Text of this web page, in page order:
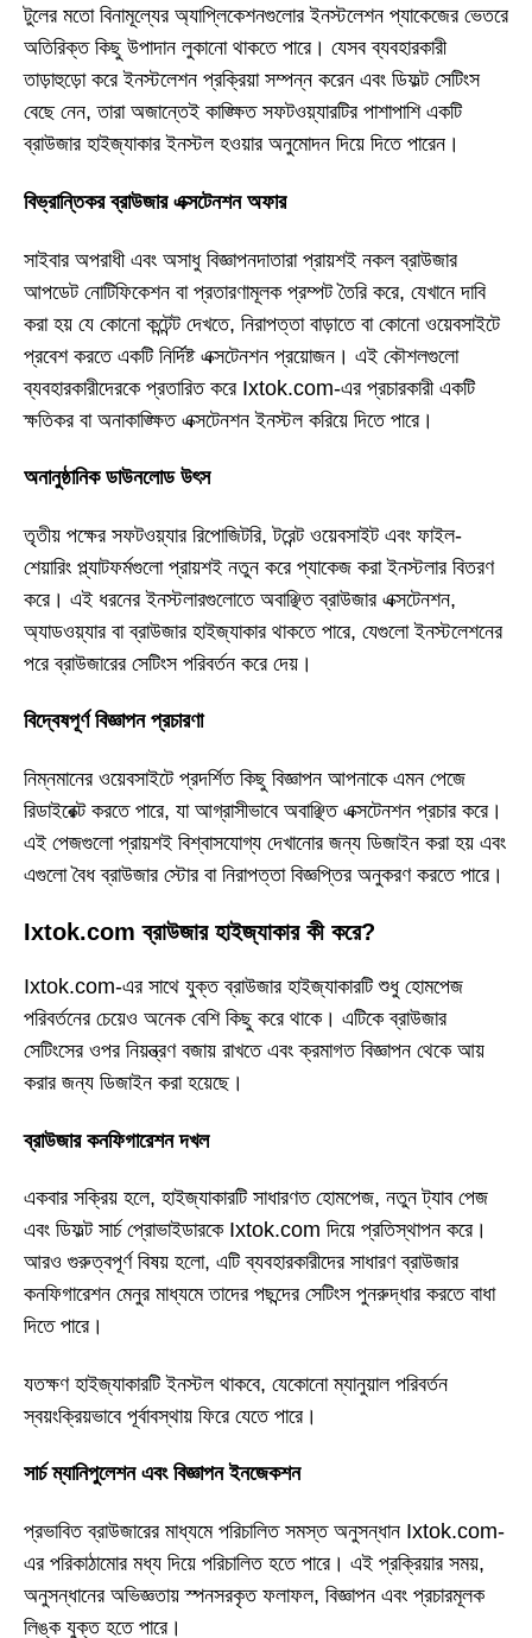
টুলের মতো বিনামূল্যের অ্যাপ্লিকেশনগুলোর ইনস্টলেশন প্যাকেজের ভেতরে
অতিরিক্ত কিছু উপাদান লুকানো থাকতে পারে। যেসব ব্যবহারকারী
তাড়াহুড়ো করে ইনস্টলেশন প্রক্রিয়া সম্পন্ন করেন এবং ডিফল্ট সেটিংস
বেছে নেন, তারা অজান্তেই কাঙ্ক্ষিত সফটওয়্যারটির পাশাপাশি একটি
ব্রাউজার হাইজ্যাকার ইনস্টল হওয়ার অনুমোদন দিয়ে দিতে পারেন।
বিভ্রান্তিকর ব্রাউজার এক্সটেনশন অফার
সাইবার অপরাধী এবং অসাধু বিজ্ঞাপনদাতারা প্রায়শই নকল ব্রাউজার
আপডেট নোটিফিকেশন বা প্রতারণামূলক প্রম্পট তৈরি করে, যেখানে দাবি
করা হয় যে কোনো কন্টেন্ট দেখতে, নিরাপত্তা বাড়াতে বা কোনো ওয়েবসাইটে
প্রবেশ করতে একটি নির্দিষ্ট এক্সটেনশন প্রয়োজন। এই কৌশলগুলো
ব্যবহারকারীদেরকে প্রতারিত করে Ixtok.com-এর প্রচারকারী একটি
ক্ষতিকর বা অনাকাঙ্ক্ষিত এক্সটেনশন ইনস্টল করিয়ে দিতে পারে।
অনানুষ্ঠানিক ডাউনলোড উৎস
তৃতীয় পক্ষের সফটওয়্যার রিপোজিটরি, টরেন্ট ওয়েবসাইট এবং ফাইল-
শেয়ারিং প্ল্যাটফর্মগুলো প্রায়শই নতুন করে প্যাকেজ করা ইনস্টলার বিতরণ
করে। এই ধরনের ইনস্টলারগুলোতে অবাঞ্ছিত ব্রাউজার এক্সটেনশন,
অ্যাডওয়্যার বা ব্রাউজার হাইজ্যাকার থাকতে পারে, যেগুলো ইনস্টলেশনের
পরে ব্রাউজারের সেটিংস পরিবর্তন করে দেয়।
বিদ্বেষপূর্ণ বিজ্ঞাপন প্রচারণা
নিম্নমানের ওয়েবসাইটে প্রদর্শিত কিছু বিজ্ঞাপন আপনাকে এমন পেজে
রিডাইরেক্ট করতে পারে, যা আগ্রাসীভাবে অবাঞ্ছিত এক্সটেনশন প্রচার করে।
এই পেজগুলো প্রায়শই বিশ্বাসযোগ্য দেখানোর জন্য ডিজাইন করা হয় এবং
এগুলো বৈধ ব্রাউজার স্টোর বা নিরাপত্তা বিজ্ঞপ্তির অনুকরণ করতে পারে।
Ixtok.com ব্রাউজার হাইজ্যাকার কী করে?
Ixtok.com-এর সাথে যুক্ত ব্রাউজার হাইজ্যাকারটি শুধু হোমপেজ
পরিবর্তনের চেয়েও অনেক বেশি কিছু করে থাকে। এটিকে ব্রাউজার
সেটিংসের ওপর নিয়ন্ত্রণ বজায় রাখতে এবং ক্রমাগত বিজ্ঞাপন থেকে আয়
করার জন্য ডিজাইন করা হয়েছে।
ব্রাউজার কনফিগারেশন দখল
একবার সক্রিয় হলে, হাইজ্যাকারটি সাধারণত হোমপেজ, নতুন ট্যাব পেজ
এবং ডিফল্ট সার্চ প্রোভাইডারকে Ixtok.com দিয়ে প্রতিস্থাপন করে।
আরও গুরুত্বপূর্ণ বিষয় হলো, এটি ব্যবহারকারীদের সাধারণ ব্রাউজার
কনফিগারেশন মেনুর মাধ্যমে তাদের পছন্দের সেটিংস পুনরুদ্ধার করতে বাধা
দিতে পারে।
যতক্ষণ হাইজ্যাকারটি ইনস্টল থাকবে, যেকোনো ম্যানুয়াল পরিবর্তন
স্বয়ংক্রিয়ভাবে পূর্বাবস্থায় ফিরে যেতে পারে।
সার্চ ম্যানিপুলেশন এবং বিজ্ঞাপন ইনজেকশন
প্রভাবিত ব্রাউজারের মাধ্যমে পরিচালিত সমস্ত অনুসন্ধান Ixtok.com-
এর পরিকাঠামোর মধ্য দিয়ে পরিচালিত হতে পারে। এই প্রক্রিয়ার সময়,
অনুসন্ধানের অভিজ্ঞতায় স্পনসরকৃত ফলাফল, বিজ্ঞাপন এবং প্রচারমূলক
লিঙ্ক যুক্ত হতে পারে।